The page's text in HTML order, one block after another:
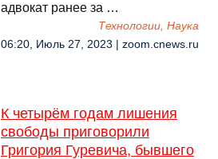
адвокат ранее за …
Технологии, Наука
06:20, Июль 27, 2023 | zoom.cnews.ru
К четырём годам лишения
свободы приговорили
Григория Гуревича, бывшего